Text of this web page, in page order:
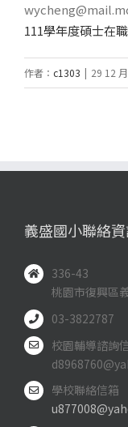
111學年度碩士在
作者： c1303 | 29 12
義盛國小聯絡
336-43
桃園市復興區
03-3822787
校園輔導諮詢
學校聯絡信箱